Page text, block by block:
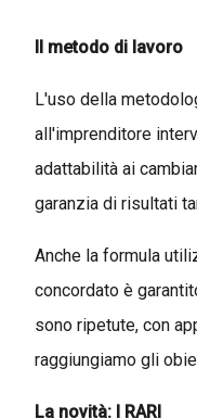
Il metodo di lavoro
L'uso della
all'imprenditore
adattabilità ai
garanzia di risultati
Anche la formula
concordato è
sono ripetute, con
raggiungiamo gli
La novità: I RARI